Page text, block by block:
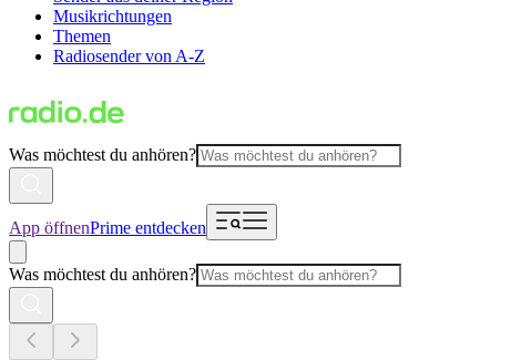
Musikrichtungen
Themen
Radiosender von A-Z
Was möchtest du anhören?
App öffnenPrime entdecken
Was möchtest du anhören?